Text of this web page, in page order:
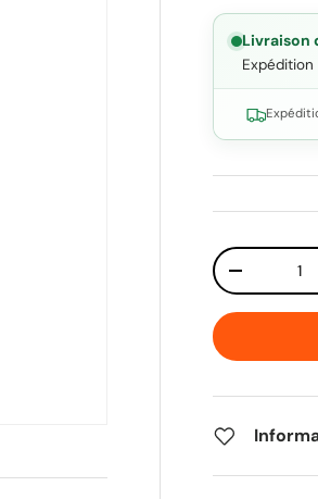
Livraison
Qté
Diminuer